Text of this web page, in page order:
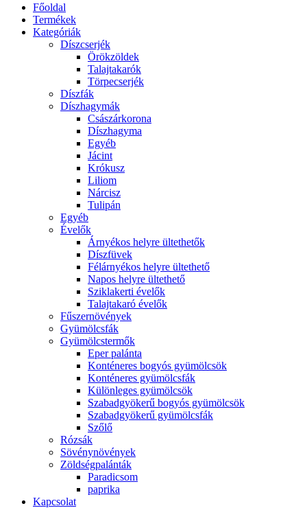
Főoldal
Termékek
Kategóriák
Díszcserjék
Örökzöldek
Talajtakarók
Törpecserjék
Díszfák
Díszhagymák
Császárkorona
Díszhagyma
Egyéb
Jácint
Krókusz
Liliom
Nárcisz
Tulipán
Egyéb
Évelők
Árnyékos helyre ültethetők
Díszfüvek
Félárnyékos helyre ültethető
Napos helyre ültethető
Sziklakerti évelők
Talajtakaró évelők
Fűszernövények
Gyümölcsfák
Gyümölcstermők
Eper palánta
Konténeres bogyós gyümölcsök
Konténeres gyümölcsfák
Különleges gyümölcsök
Szabadgyökerű bogyós gyümölcsök
Szabadgyökerű gyümölcsfák
Szőlő
Rózsák
Sövénynövények
Zöldségpalánták
Paradicsom
paprika
Kapcsolat